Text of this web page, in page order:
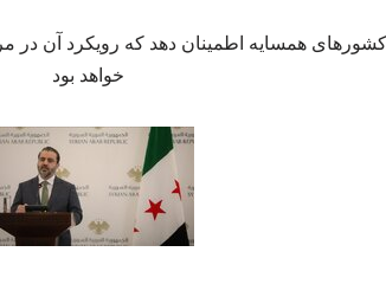
همسایه اطمینان دهد که رویکرد آن در
خواهد بود